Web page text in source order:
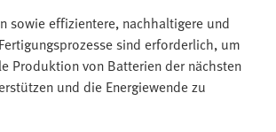
sowie effizientere, nachhaltigere und
sind erforderlich, um
Produktion von Batterien der nächsten
und die Energiewende zu